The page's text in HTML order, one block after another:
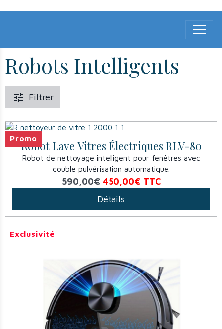
Robots Intelligents
Filtrer
Promo
Robot Lave Vitres Électriques RLV-80
Robot de nettoyage intelligent pour fenêtres avec
double pulvérisation automatique.
590,00€ 450,00€ TTC
Détails
Exclusivité